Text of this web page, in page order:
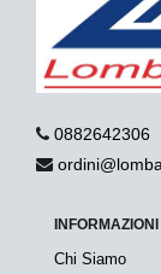
0882642306
INFORMAZIONI
Chi Siamo